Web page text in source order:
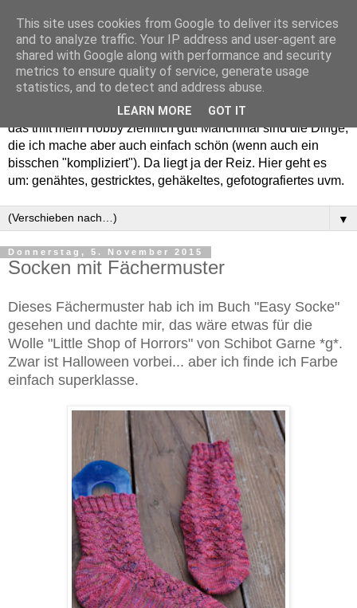
Willkommen in meinem "Wohnzimmer". Einfach und schön -
das trifft mein Hobby ziemlich gut! Manchmal sind die Dinge,
die ich mache aber auch einfach schön (wenn auch ein
bisschen "kompliziert"). Da liegt ja der Reiz. Hier geht es
um: genähtes, gestricktes, gehäkeltes, gefotografiertes uvm.
▼
Donnerstag, 5. November 2015
Socken mit Fächermuster
Dieses Fächermuster hab ich im Buch "Easy Socke"
gesehen und dachte mir, das wäre etwas für die
Wolle "Little Shop of Horrors" von Schibot Garne *g*.
Zwar ist Halloween vorbei... aber ich finde ich Farbe
einfach superklasse.
This site uses cookies from Google to deliver its services
and to analyze traffic. Your IP address and user-agent are
shared with Google along with performance and security
metrics to ensure quality of service, generate usage
statistics, and to detect and address abuse.
LEARN MORE GOT IT